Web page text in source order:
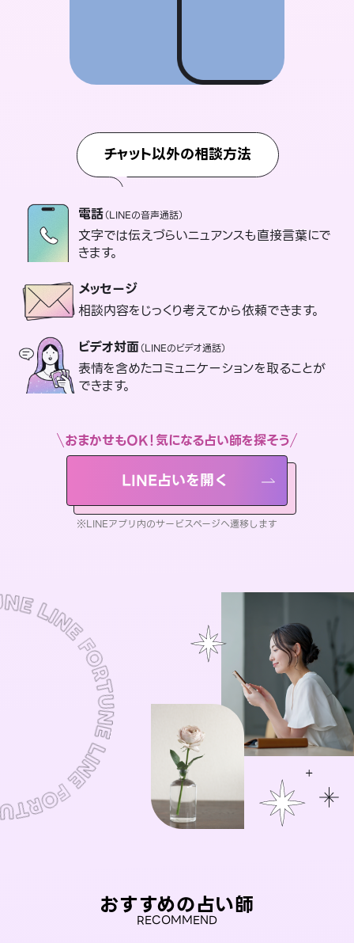
チャット以外の相談方法
電話（LINEの音声通話）
文字では伝えづらいニュアンスも直接言葉にで
きます。
メッセージ
相談内容をじっくり考えてから依頼できます。
ビデオ対面（LINEのビデオ通話）
表情を含めたコミュニケーションを取ることが
できます。
おまかせもOK！気になる占い師を探そう
LINE占いを開く
※LINEアプリ内のサービスページへ遷移します
おすすめの占い師
RECOMMEND